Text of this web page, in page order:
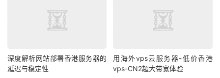
深度解析网站部署香港服务器的
延迟与稳定性
用海外vps云服务器-低价香港
vps-CN2超大带宽体验